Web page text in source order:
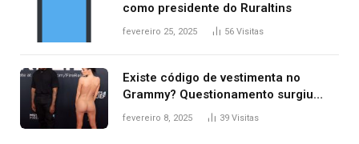
como presidente do Ruraltins
fevereiro 25, 2025 56 Visitas
Existe código de vestimenta no
Grammy? Questionamento surgiu
após Bianca Censori, mulher de
fevereiro 8, 2025 39 Visitas